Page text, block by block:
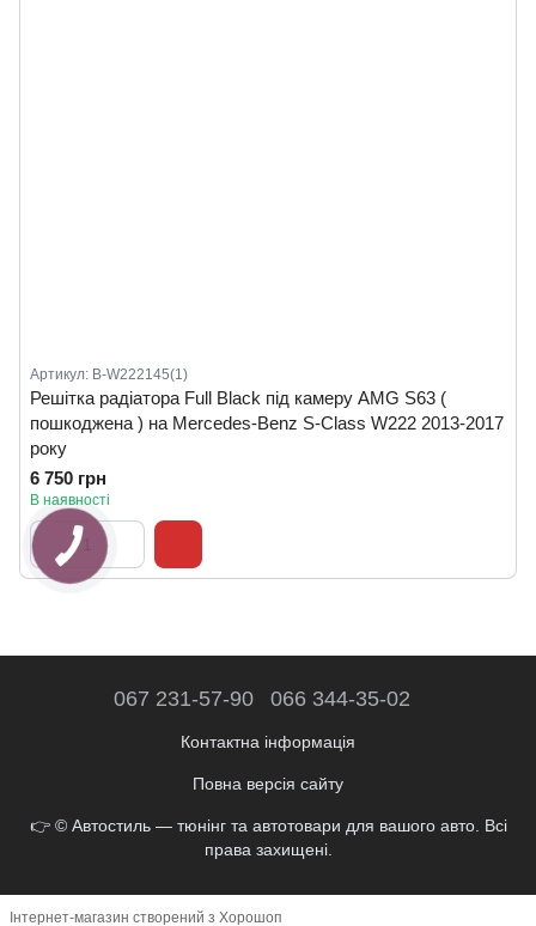
Артикул: B-W222145(1)
Решітка радіатора Full Black під камеру AMG S63 (
пошкоджена ) на Mercedes-Benz S-Class W222 2013-2017
року
6 750 грн
В наявності
067 231-57-90 066 344-35-02
Контактна інформація
Повна версія сайту
👉 © Автостиль — тюнінг та автотовари для вашого авто. Всі
права захищені.
Інтернет-магазин створений з Хорошоп